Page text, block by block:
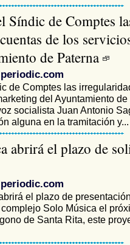
Síndic de Comptes
de los
de Paterna
de Comptes las
del Ayuntamiento de
socialista Juan Antonio
alguna en la tramitación y...
abrirá el plazo de
el plazo de
Solo Música el
de Santa Rita, este